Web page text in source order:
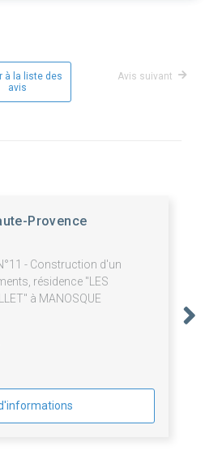
à la liste des
avis
Avis suivant
Provence
- Construction d'un
résidence "LES
à MANOSQUE